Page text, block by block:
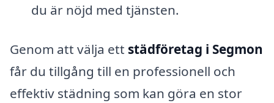
du är nöjd med tjänsten.
Genom att välja ett städföretag i Segmon
får du tillgång till en professionell och
effektiv städning som kan göra en stor